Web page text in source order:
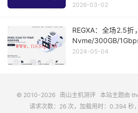
2026-03-02
REGXA：全场2.5
Nvme/300GB/
2024-05-04
© 2010-2026 南山主机测评本站主题由
请求次数：26 次，加载用时：0.394 秒